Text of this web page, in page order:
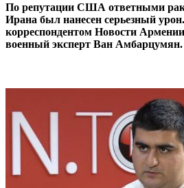
По репутации США ответными
Ирана был нанесен серьезный
корреспондентом Новости
военный эксперт Ван Амбарцумян.